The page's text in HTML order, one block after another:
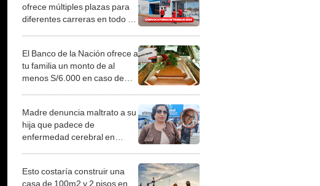
ofrece múltiples plazas para
diferentes carreras en todo el
El Banco de la Nación ofrece a
tu familia un monto de al
menos S/6.000 en caso de
Madre denuncia maltrato a su
hija que padece de
enfermedad cerebral en
Esto costaría construir una
casa de 100m2 y 2 pisos en